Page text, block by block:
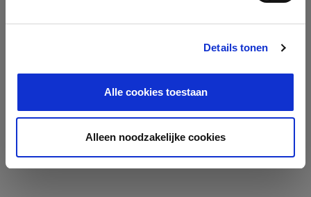
Details tonen
Alle cookies toestaan
Alleen noodzakelijke cookies